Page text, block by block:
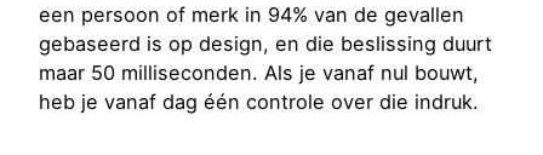
een persoon of merk in 94% van de gevallen
gebaseerd is op design, en die beslissing duurt
maar 50 milliseconden. Als je vanaf nul bouwt,
heb je vanaf dag één controle over die indruk.